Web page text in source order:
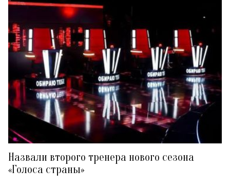
Назвали второго тренера нового сезона
«Голоса страны»